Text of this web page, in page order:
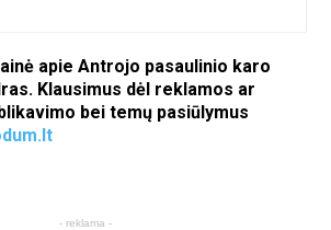
apie Antrojo pasaulinio karo
Klausimus dėl reklamos ar
bei temų pasiūlymus
- reklama -